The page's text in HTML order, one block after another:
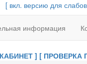
[ вкл. версию для
информация
] [ ПРОВЕРКА